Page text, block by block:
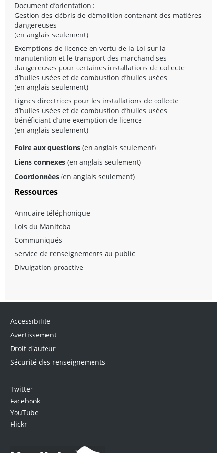
Document d’orientation :
Gestion des débris de démolition contenant des matières
dangereuses
(en anglais seulement)
Exemptions de licence en vertu de la Loi sur la
manutention et le transport des marchandises
dangereuses pour certaines installations de collecte
d’huiles usées et de combustion d’huiles usées
(en anglais seulement)
Lignes directrices pour les installations de collecte
d’huiles usées et de combustion d’huiles usées
bénéficiant d’une exemption de licence
(en anglais seulement)
Foire aux questions (en anglais seulement)
Liens connexes (en anglais seulement)
Coordonnées (en anglais seulement)
Ressources
Annuaire téléphonique
Lois du Manitoba
Communiqués
Service de renseignements au public
Divulgation proactive
Accessibilité
Avertissement
Droit d'auteur
Sécurité des renseignements
Twitter
Facebook
YouTube
Flickr